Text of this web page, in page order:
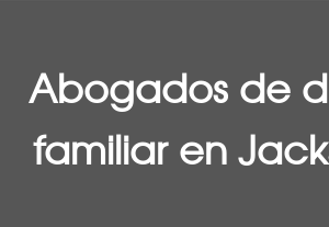
Abogados de
familiar en